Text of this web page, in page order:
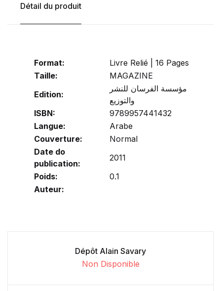
Détail du produit
Format:
Livre Relié | 16 Pages
Taille:
MAGAZINE
Edition:
مؤسسة الفرسان للنشر
والتوزيع
ISBN:
9789957441432
Langue:
Arabe
Couverture:
Normal
Date do
publication:
2011
Poids:
0.1
Auteur:
Dépôt Alain Savary
Non Disponible